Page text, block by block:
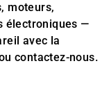
moteurs,
électroniques —
avec la
contactez-nous.